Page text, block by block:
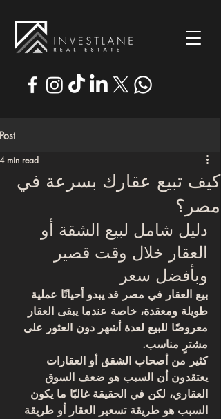
Post
كيف تبيع عقارك بسرعة في
مصر؟
4 min read
دليل شامل لبيع الشقة أو
العقار خلال وقت قصير
وبأفضل سعر
بيع العقار في مصر قد يبدو أحيانًا عملية
طويلة ومعقدة، خاصة عندما يبقى العقار
معروضًا للبيع لعدة أشهر دون العثور على
مشترٍ مناسب.
كثير من أصحاب الشقق أو العقارات
يعتقدون أن السبب هو ضعف السوق
العقاري، لكن في الحقيقة غالبًا ما يكون
السبب هو طريقة تسعير العقار أو طريقة